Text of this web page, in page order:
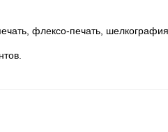
флексо-печать,